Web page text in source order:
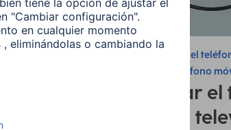
Consejos sobre el
Conectar el teléfono
Conectar
móvil al